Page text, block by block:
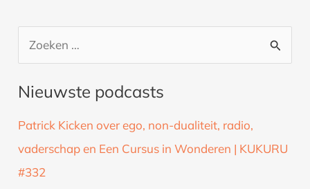
e
k
a
Nieuwste podcasts
Patrick Kicken over ego, non-dualiteit, radio,
vaderschap en Een Cursus in Wonderen | KUKURU
#332